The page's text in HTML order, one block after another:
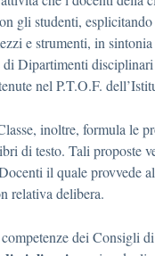
gli studenti,
e strumenti, in
di Dipartimenti
nel P.T.O.F.
inoltre, formula le
di testo. Tali proposte
il quale provvede
relativa delibera.
dei Consigli